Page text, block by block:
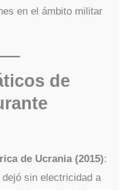
en el ámbito militar
de
de Ucrania (2015):
sin electricidad a